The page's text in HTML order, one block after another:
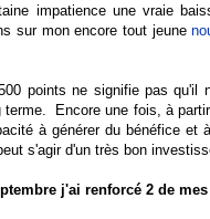
impatience une vraie
sur mon encore tout jeune
points ne signifie pas qu'il
Encore une fois, à
à générer du bénéfice et
s'agir d'un très bon
j'ai renforcé 2 de